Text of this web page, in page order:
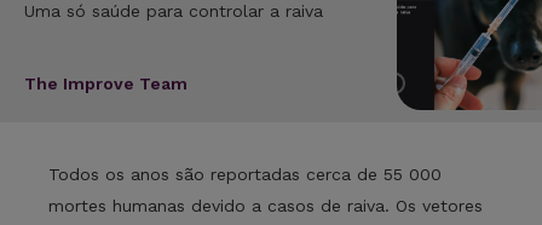
Uma só saúde para controlar a raiva
The Improve Team
Todos os anos são reportadas cerca de 55 000
mortes humanas devido a casos de raiva. Os vetores